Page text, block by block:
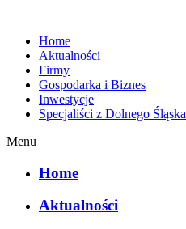
Home
Aktualności
Firmy
Gospodarka i Biznes
Inwestycje
Specjaliści z Dolnego Śląska
Menu
Home
Aktualności